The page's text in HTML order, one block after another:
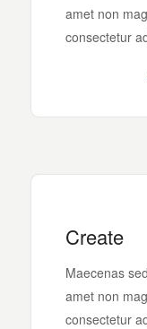
amet non
consectetur
Create
Maecenas
amet non
consectetur